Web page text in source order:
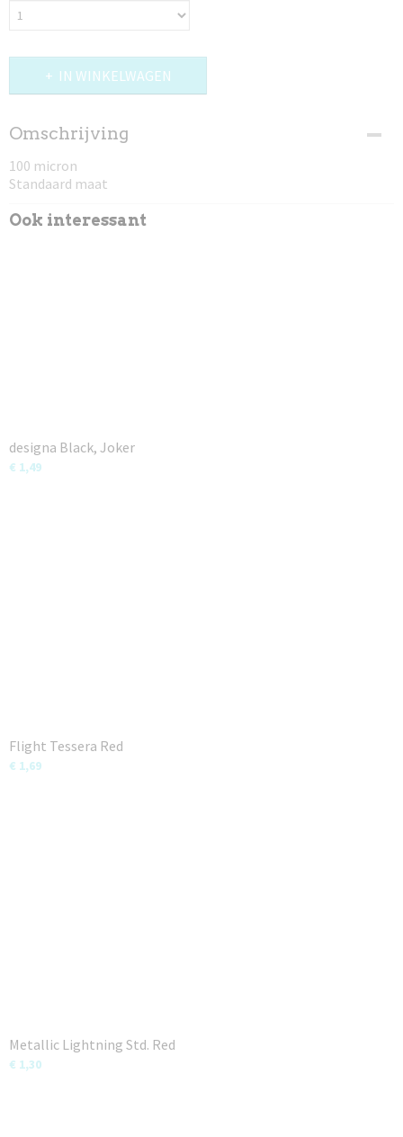
IN WINKELWAGEN
Omschrijving
100 micron
Standaard maat
Ook interessant
designa Black, Joker
€ 1,49
Flight Tessera Red
€ 1,69
Metallic Lightning Std. Red
€ 1,30